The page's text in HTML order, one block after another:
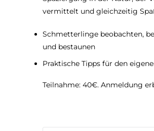
vermittelt und gleichzeitig
Schmetterlinge beobachten,
und bestaunen
Praktische Tipps für den
Teilnahme: 40€. Anmeldung